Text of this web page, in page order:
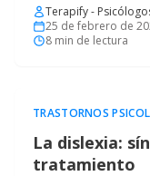
Terapify -
25 de febrero de
8 min de lectura
TRASTORNOS
La dislexia:
tratamiento